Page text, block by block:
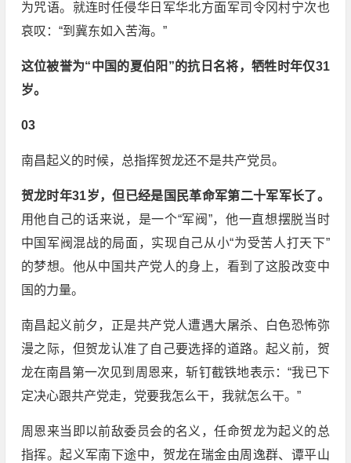
为咒语。就连时任侵华日军华北方面军司令冈村宁次也
哀叹：“到冀东如入苦海。”
这位被誉为“中国的夏伯阳”的抗日名将，牺牲时年仅31
岁。
03
南昌起义的时候，总指挥贺龙还不是共产党员。
贺龙时年31岁，但已经是国民革命军第二十军军长了。
用他自己的话来说，是一个“军阀”，他一直想摆脱当时
中国军阀混战的局面，实现自己从小“为受苦人打天下”
的梦想。他从中国共产党人的身上，看到了这股改变中
国的力量。
南昌起义前夕，正是共产党人遭遇大屠杀、白色恐怖弥
漫之际，但贺龙认准了自己要选择的道路。起义前，贺
龙在南昌第一次见到周恩来，斩钉截铁地表示：“我已下
定决心跟共产党走，党要我怎么干，我就怎么干。”
周恩来当即以前敌委员会的名义，任命贺龙为起义的总
指挥。起义军南下途中，贺龙在瑞金由周逸群、谭平山